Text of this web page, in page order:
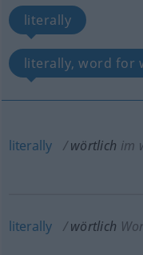
literally
literally, word for
literally wörtlich im
literally wörtlich